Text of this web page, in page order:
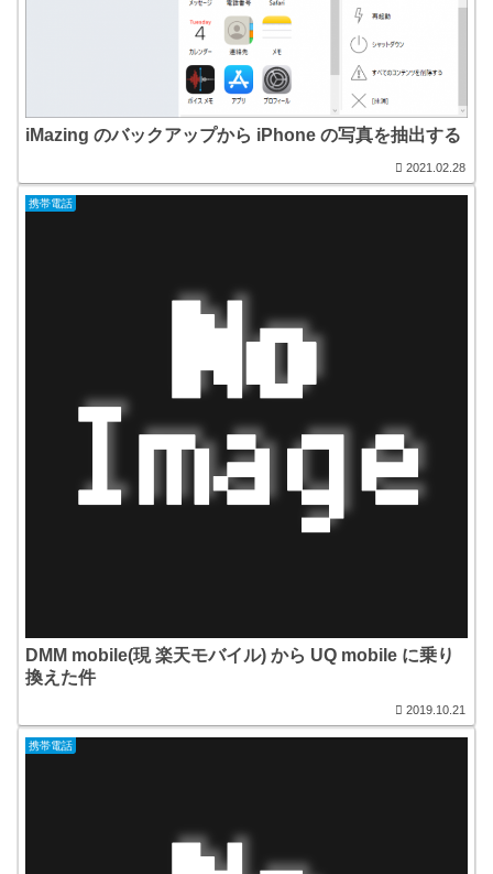
iMazing のバックアップから iPhone の写真を抽出する
2021.02.28
携帯電話
DMM mobile(現 楽天モバイル) から UQ mobile に乗り
換えた件
2019.10.21
携帯電話